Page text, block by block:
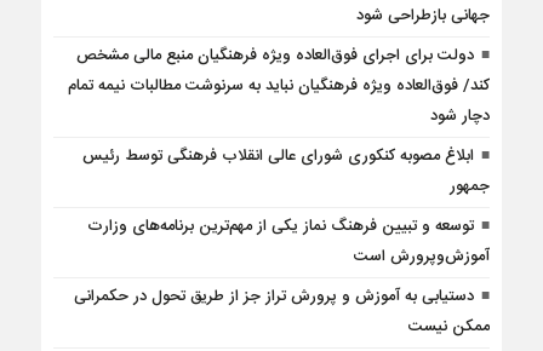
جهانی بازطراحی شود
دولت برای اجرای فوق‌العاده ویژه فرهنگیان منبع مالی مشخص
کند/ فوق‌العاده ویژه فرهنگیان نباید به سرنوشت مطالبات نیمه‌ تمام
دچار شود
ابلاغ مصوبه کنکوری شورای عالی انقلاب فرهنگی توسط رئیس
جمهور
توسعه و تبیین فرهنگ نماز یکی از مهم‌ترین برنامه‌های وزارت
آموزش‌وپرورش است
دستیابی به آموزش و پرورش تراز جز از طریق تحول در حکمرانی
ممکن نیست